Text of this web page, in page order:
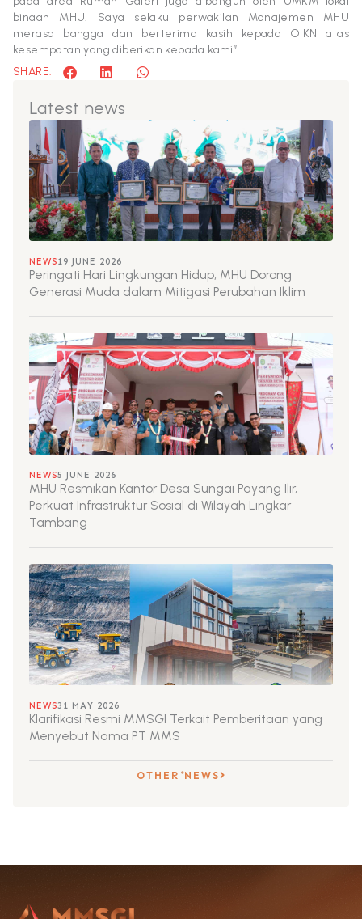
binaan MHU. Saya selaku perwakilan Manajemen MHU
merasa bangga dan berterima kasih kepada OIKN atas
kesempatan yang diberikan kepada kami”.
SHARE:
Latest news
NEWS19 JUNE 2026
Peringati Hari Lingkungan Hidup, MHU Dorong
Generasi Muda dalam Mitigasi Perubahan Iklim
NEWS5 JUNE 2026
MHU Resmikan Kantor Desa Sungai Payang Ilir,
Perkuat Infrastruktur Sosial di Wilayah Lingkar
Tambang
NEWS31 MAY 2026
Klarifikasi Resmi MMSGI Terkait Pemberitaan yang
Menyebut Nama PT MMS
OTHER NEWS